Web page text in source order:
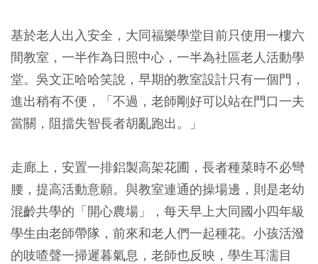
基於老人出入安全，大同福樂學堂目前只使用一樓六
間教室，一半作為日照中心，一半為社區老人活動學
堂。吳文正哈哈笑說，早期的教室設計只有一個門，
進出稍有不便，「不過，老師剛好可以站在門口一夫
當關，阻擋失智長者胡亂跑出。」
走廊上，安置一排鋁製高架花圃，長者種菜時不必彎
腰，提高活動意願。與教室連通的操場邊，則是老幼
混齡共學的「開心農場」，每天早上大同國小四年級
學生由老師帶隊，前來和老人們一起種花。小孩活潑
的吱喳聲一掃遲暮氣息，老師也反映，學生耳濡目